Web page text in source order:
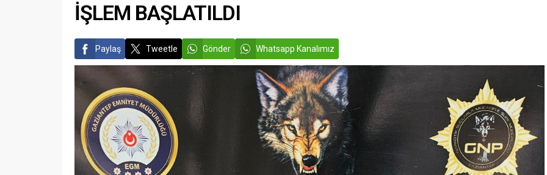
İŞLEM BAŞLATILDI
Paylaş Tweetle Gönder Whatsapp Kanalımız